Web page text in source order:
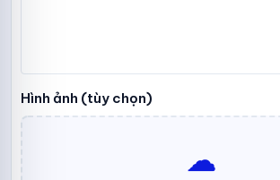
Hình ảnh (tùy chọn)
☁︎